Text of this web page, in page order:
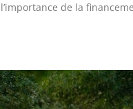
l’importance de la